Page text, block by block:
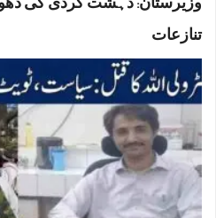
وزیرستان: دہشت گردی کی
تنازعات